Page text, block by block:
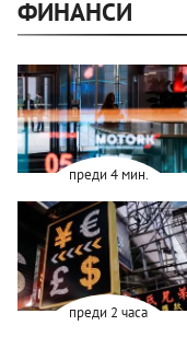
ФИНАНСИ
преди 4 мин.
преди 2 часа